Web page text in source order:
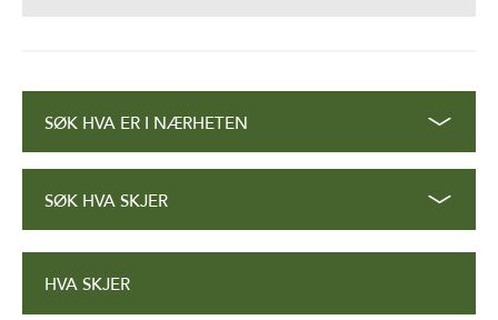
SØK HVA ER I NÆRHETEN
SØK HVA SKJER
HVA SKJER